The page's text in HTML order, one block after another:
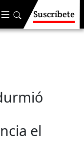
Suscríbete
el